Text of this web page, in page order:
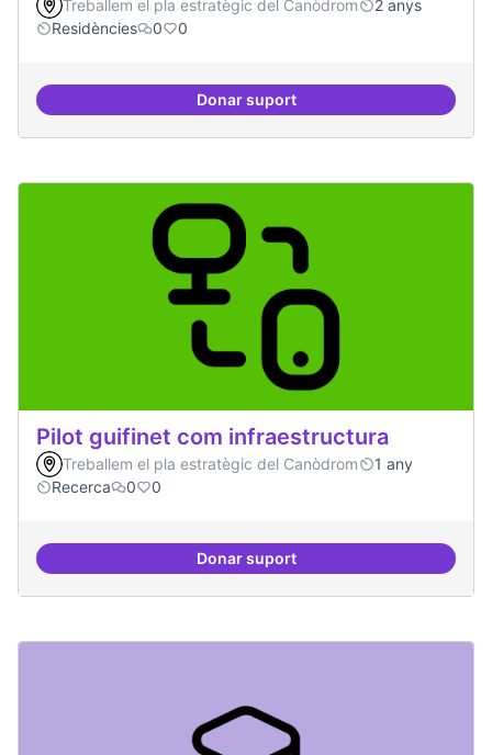
Treballem el pla estratègic del Canòdrom
2 anys
Residències
0 0
Donar suport Comunitat
Pilot guifinet com infraestructura
Treballem el pla estratègic del Canòdrom
1 any
Recerca
0 0
Donar suportPilot guifinet com